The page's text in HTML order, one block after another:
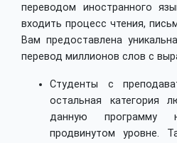
переводом иностранного
входить процесс чтения,
Вам предоставлена
перевод миллионов слов с
Студенты с
остальная категория
данную программу
продвинутом уровне.